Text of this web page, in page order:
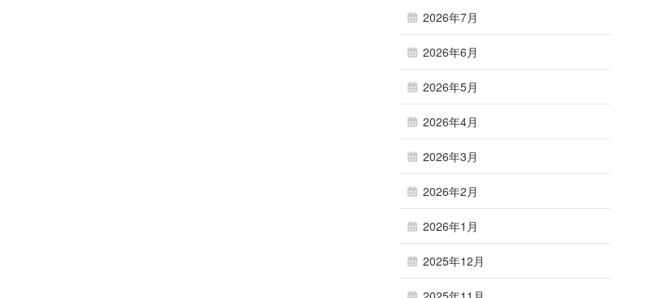
2026年7月
2026年6月
2026年5月
2026年4月
2026年3月
2026年2月
2026年1月
2025年12月